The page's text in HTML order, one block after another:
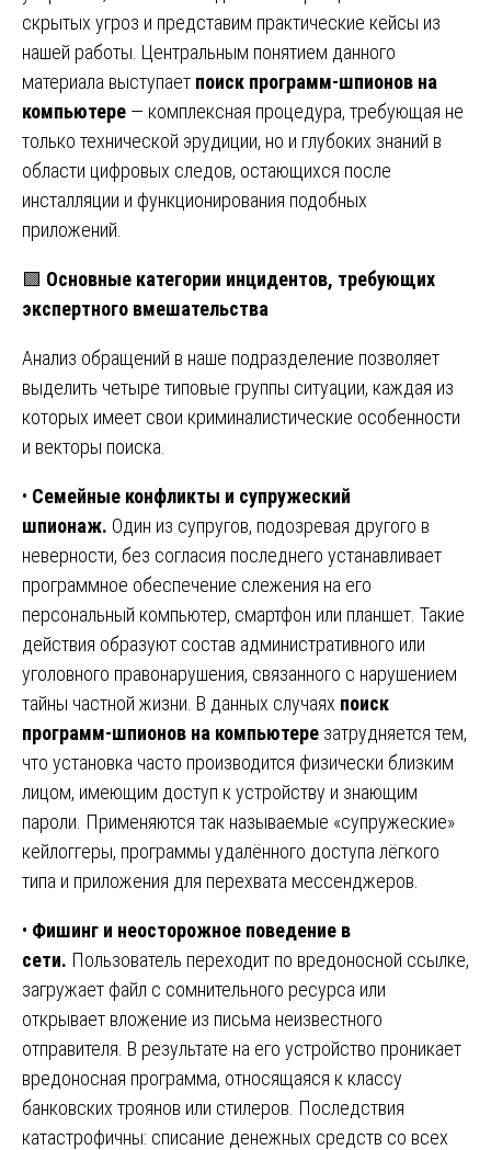
скрытых угроз и представим практические кейсы из
нашей работы. Центральным понятием данного
материала выступает поиск программ-шпионов на
компьютере — комплексная процедура, требующая не
только технической эрудиции, но и глубоких знаний в
области цифровых следов, остающихся после
инсталляции и функционирования подобных
приложений.
🟩 Основные категории инцидентов, требующих
экспертного вмешательства
Анализ обращений в наше подразделение позволяет
выделить четыре типовые группы ситуации, каждая из
которых имеет свои криминалистические особенности
и векторы поиска.
• Семейные конфликты и супружеский
шпионаж. Один из супругов, подозревая другого в
неверности, без согласия последнего устанавливает
программное обеспечение слежения на его
персональный компьютер, смартфон или планшет. Такие
действия образуют состав административного или
уголовного правонарушения, связанного с нарушением
тайны частной жизни. В данных случаях поиск
программ-шпионов на компьютере затрудняется тем,
что установка часто производится физически близким
лицом, имеющим доступ к устройству и знающим
пароли. Применяются так называемые «супружеские»
кейлоггеры, программы удалённого доступа лёгкого
типа и приложения для перехвата мессенджеров.
• Фишинг и неосторожное поведение в
сети. Пользователь переходит по вредоносной ссылке,
загружает файл с сомнительного ресурса или
открывает вложение из письма неизвестного
отправителя. В результате на его устройство проникает
вредоносная программа, относящаяся к классу
банковских троянов или стилеров. Последствия
катастрофичны: списание денежных средств со всех